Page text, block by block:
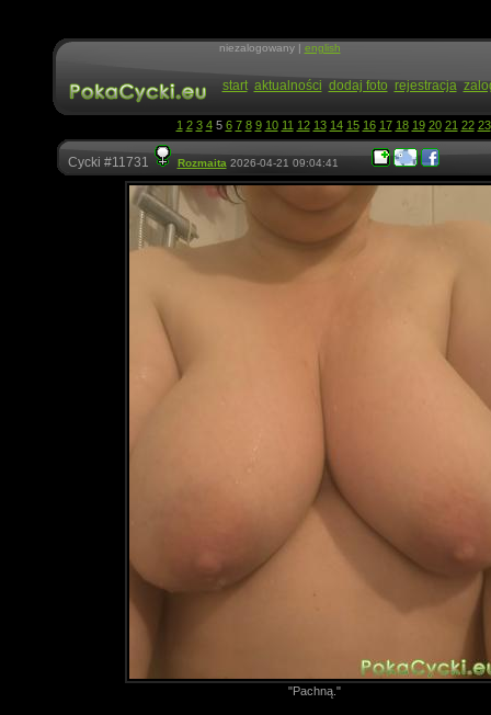
niezalogowany | english
start aktualności dodaj foto rejestracja
1 2 3 45 6 7 8 9 10 11 12 13 14 15 16 17 18 19 20 21 22 23
Cycki #11731 Rozmaita 2026-04-21 09:04:41
"Pachną."